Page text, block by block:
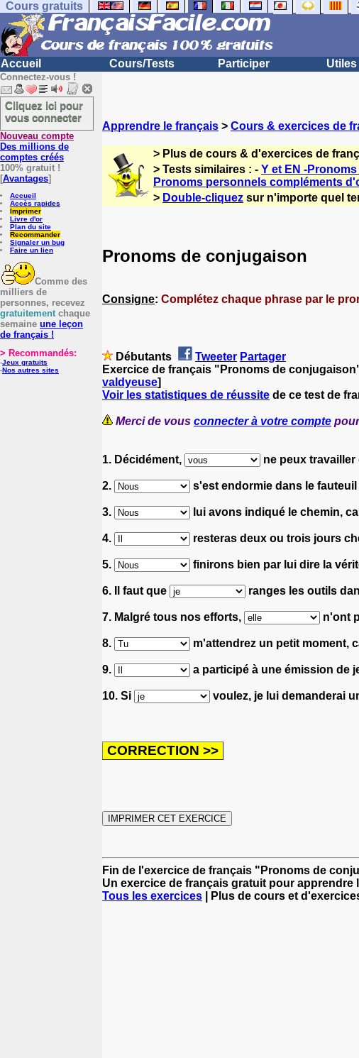
Cours gratuits
Accueil Cours/Tests Participer Utiles
Connectez-vous !
Cliquez ici pour
vous connecter
Nouveau compte
Des millions de
comptes créés
100% gratuit !
[Avantages]
Accueil
Accès rapides
Imprimer
Livre d'or
Plan du site
Recommander
Signaler un bug
Faire un lien
Comme des
milliers de
personnes, recevez
gratuitementchaque
semaine une leçon
de français !
> Recommandés:
-Jeux gratuits
-Nos autres sites
Apprendre le français > Cours & exercices de
> Plus de cours & d'exercices de
> Tests similaires : - Y et EN -
Pronoms personnels compléments
> Double-cliquez sur n'importe quel
Pronoms de conjugaison
Consigne: Complétez chaque phrase par le
Débutants Tweeter Partager
Exercice de français "Pronoms de
valdyeuse]
Voir les statistiques de réussite de ce test de
Merci de vous connecter à votre compte
1. Décidément, ne peux travailler
2. s'est endormie dans le
3. lui avons indiqué le chemin,
4. resteras deux ou trois jours
5. finirons bien par lui dire la
6. Il faut que ranges les outils
7. Malgré tous nos efforts, n'ont
8. m'attendrez un petit moment,
9. a participé à une émission de
10. Si voulez, je lui demanderai
Fin de l'exercice de français "Pronoms de
Un exercice de français gratuit pour apprendre
Tous les exercices | Plus de cours et